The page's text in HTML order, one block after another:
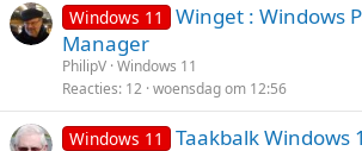
Windows 11
Winget : Windows
Manager
PhilipV Windows 11
Reacties 12 woensdag om 12:56
Windows 11 Taakbalk Windows